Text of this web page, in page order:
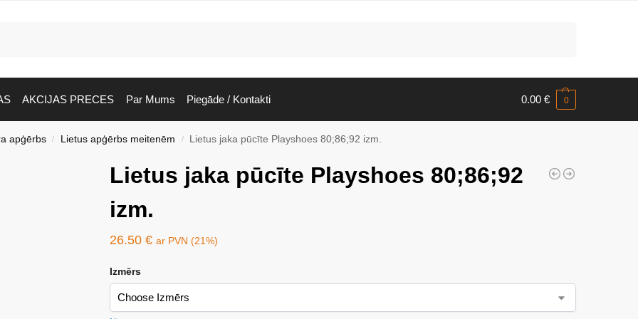
AKCIJAS PRECES Par Mums Piegāde / Kontakti 0.00 € 0
apģērbs / Lietus apģērbs meitenēm / Lietus jaka pūcīte Playshoes 80;86;92 izm.
Lietus jaka pūcīte Playshoes 80;86;92
izm.
26.50 € ar PVN (21%)
Izmērs